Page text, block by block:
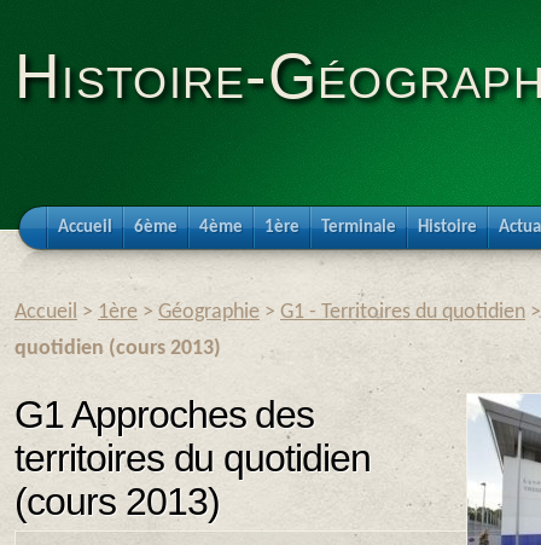
Histoire-
Accueil 6ème 4ème 1ère Terminale Histoire
Accueil > 1ère > Géographie > G1 - Territoires du quotidien
quotidien (cours 2013)
G1 Approches des
territoires du quotidien
(cours 2013)